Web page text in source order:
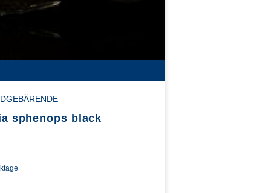
sphenops black